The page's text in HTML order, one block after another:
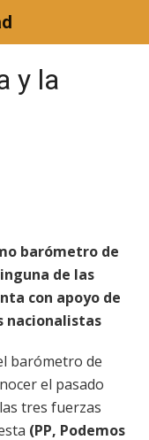
y la
barómetro de
de las
con apoyo de
nacionalistas
barómetro de
el pasado
tres fuerzas
(PP, Podemos